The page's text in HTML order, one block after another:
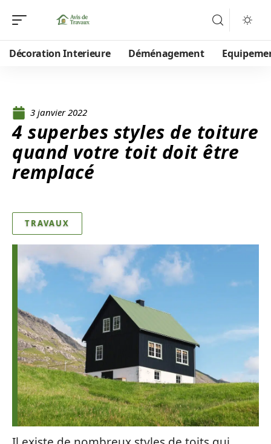
Décoration Interieure Déménagement
3 janvier 2022
4 superbes styles de toiture
quand votre toit doit être
remplacé
TRAVAUX